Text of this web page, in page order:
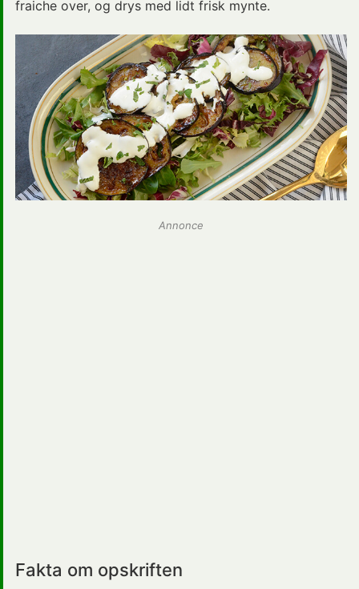
fraiche over, og drys med lidt frisk mynte.
Annonce
Fakta om opskriften